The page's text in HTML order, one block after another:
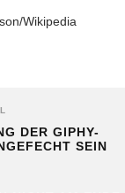
Wikipedia
DER GIPHY-
SEIN